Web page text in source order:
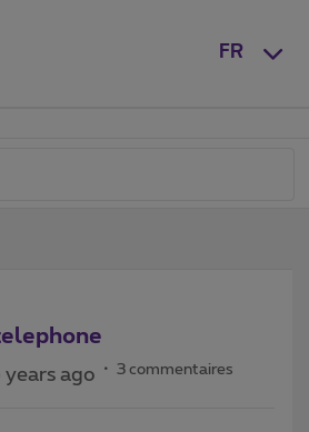
FR
ago 3 commentaires